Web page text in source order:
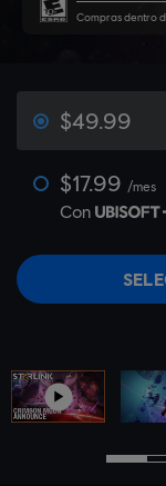
Compras dentro
$49.99
$17.99 /mes
Con